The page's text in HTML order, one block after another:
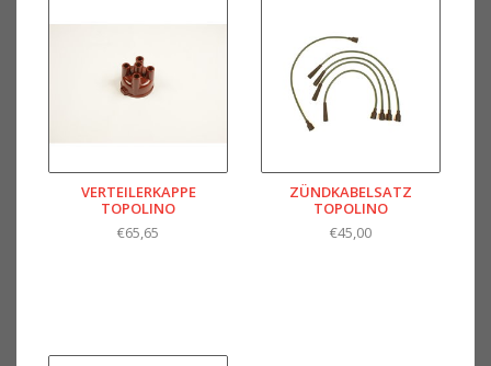
VERTEILERKAPPE
TOPOLINO
€65,65
ZÜNDKABELSATZ
TOPOLINO
€45,00